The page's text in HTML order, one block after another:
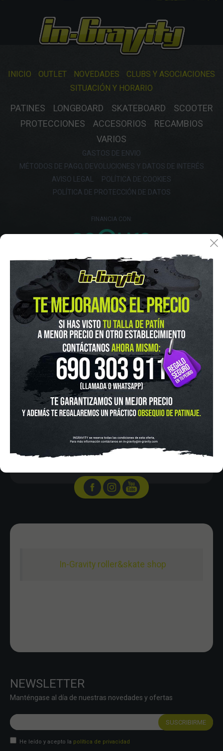
INICIO OUTLET NOVEDADES
CLUBS Y ASOCIACIONES
SITUACIÓN Y HORARIO
PATINES LONGBOARD SKATEBOARD
SCOOTER
PROTECCIONES
ACCESORIOS
RECAMBIOS
VARIOS
GASTOS DE ENVIO
MÉTODOS DE PAGO, DEVOLUCIONES Y DATOS DE INTERÉS
AVISO LEGAL
POLÍTICA DE COOKIES
POLÍTICA DE PROTECCIÓN DE DATOS
FINANCIA CON:
In-Gravity roller&skate shop
IN-GRAVITY MADRID RETIRO
Pza. Mariano de Cavia, 2
915 524 553
in-gravity@in-gravity.com
Lunes a Viernes de 12:00 - 20:30
Domingo 10:00-15:00
NEWSLETTER
Manténgase al día de nuestras novedades y ofertas
He leído y acepto la política de privacidad